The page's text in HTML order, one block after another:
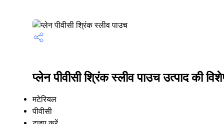
प्लेन पीवीसी श्रिंक स्लीव पाउच उत्पाद की
मटेरियल
पीवीसी